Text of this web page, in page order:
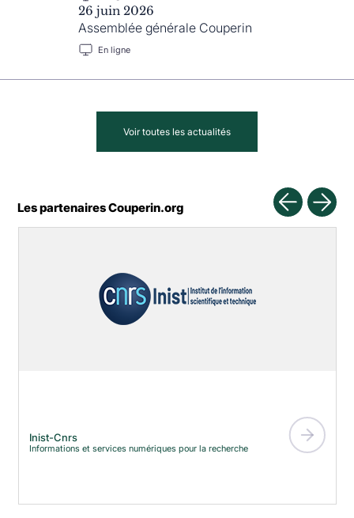
26 juin 2026
Assemblée générale Couperin
En ligne
Voir toutes les actualités
Les partenaires Couperin.org
Inist-Cnrs
Informations et services numériques pour la recherche